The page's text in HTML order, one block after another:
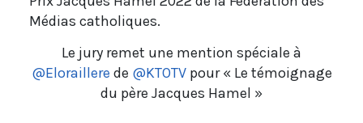
Médias catholiques.
Le jury remet une mention spéciale à
@Eloraillere de @KTOTVpour « Le témoignage
du père Jacques Hamel »